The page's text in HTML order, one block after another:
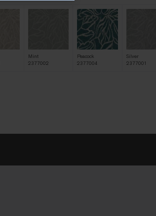
Mint
2377002
Peacock
2377004
Silver
2377001